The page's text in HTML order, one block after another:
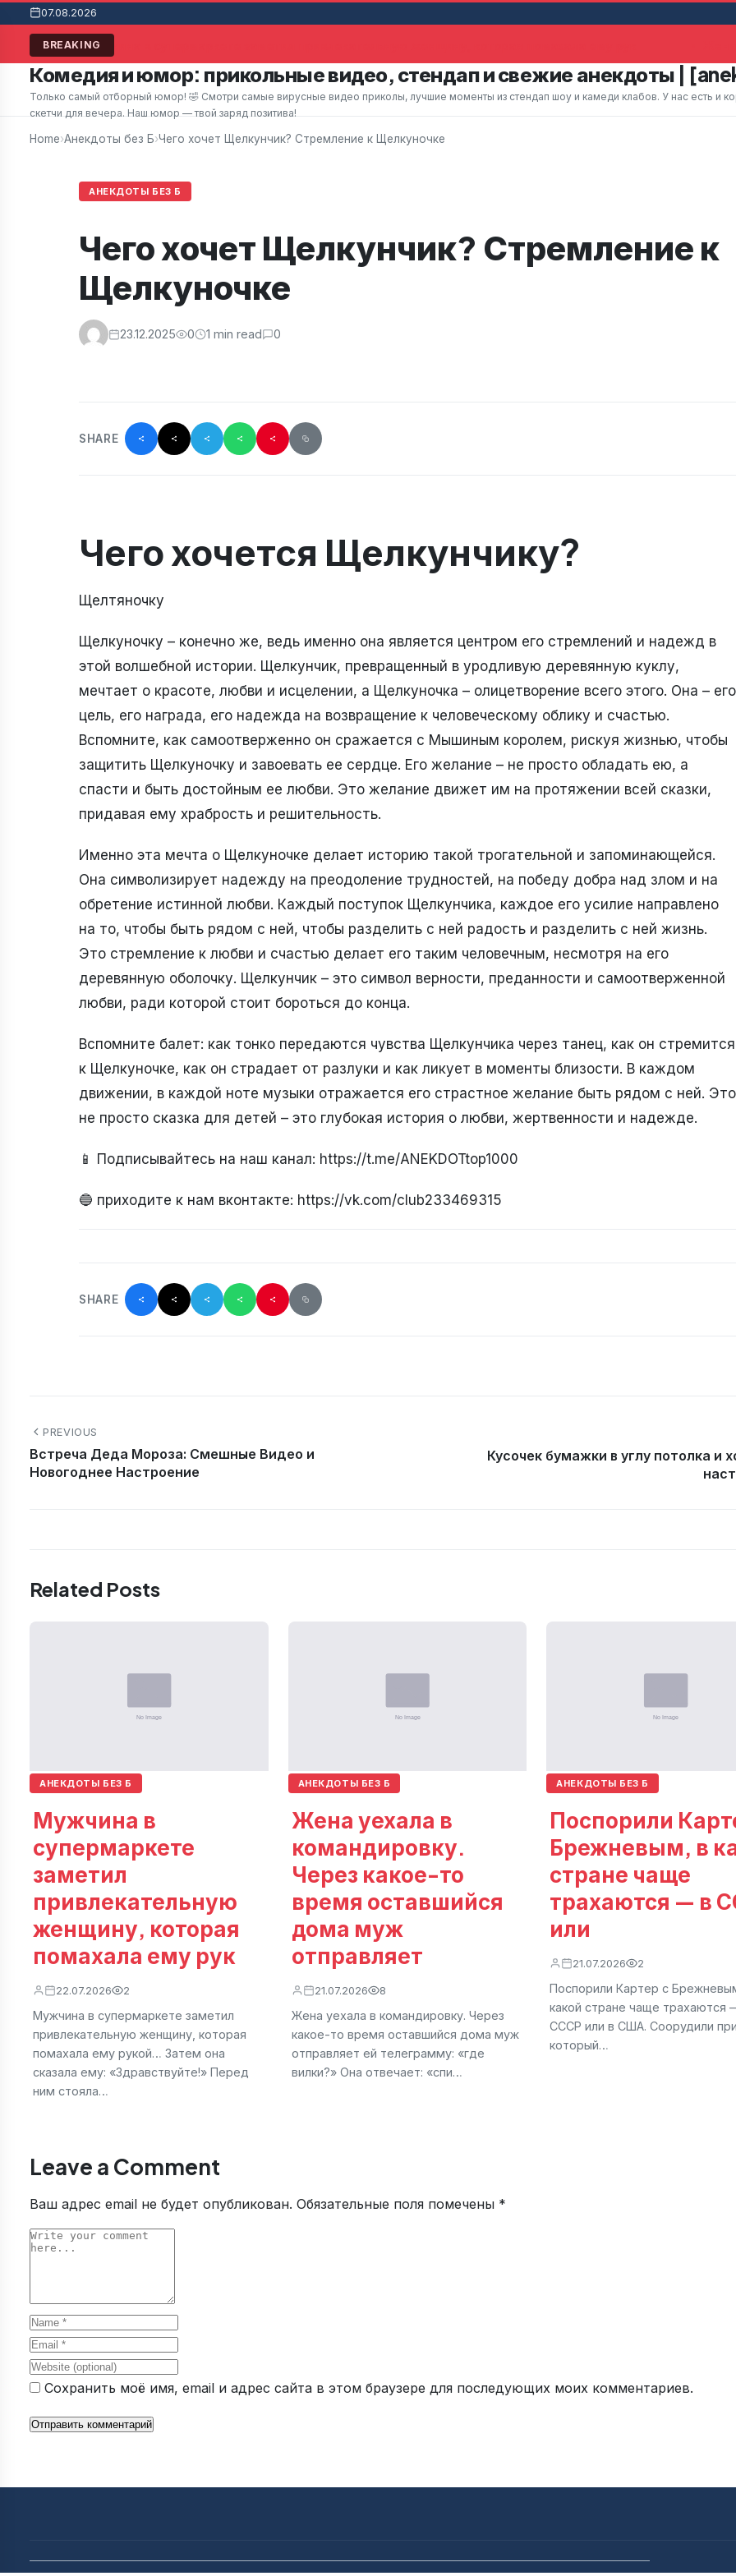
07.08.2026
BREAKINGМужчина в супермаркете заметил привлекательную женщину, которая помахала ему рук
Комедия и юмор: прикольные видео, стендап и свежие анекдоты |
Только самый отборный юмор! 🤣 Смотри самые вирусные видео приколы, лучшие моменты из стендап шоу и камеди клабов. У нас есть и
скетчи для вечера. Наш юмор — твой заряд позитива!
Home›Анекдоты без Б›Чего хочет Щелкунчик? Стремление к Щелкуночке
АНЕКДОТЫ БЕЗ Б
Чего хочет Щелкунчик? Стремление к
Щелкуночке
23.12.2025 0 1 min read 0
SHARE
Чего хочется Щелкунчику?
Щелтяночку
Щелкуночку – конечно же, ведь именно она является центром его стремлений и надежд в
этой волшебной истории. Щелкунчик, превращенный в уродливую деревянную куклу,
мечтает о красоте, любви и исцелении, а Щелкуночка – олицетворение всего этого. Она – его
цель, его награда, его надежда на возвращение к человеческому облику и счастью.
Вспомните, как самоотверженно он сражается с Мышиным королем, рискуя жизнью, чтобы
защитить Щелкуночку и завоевать ее сердце. Его желание – не просто обладать ею, а
спасти и быть достойным ее любви. Это желание движет им на протяжении всей сказки,
придавая ему храбрость и решительность.
Именно эта мечта о Щелкуночке делает историю такой трогательной и запоминающейся.
Она символизирует надежду на преодоление трудностей, на победу добра над злом и на
обретение истинной любви. Каждый поступок Щелкунчика, каждое его усилие направлено
на то, чтобы быть рядом с ней, чтобы разделить с ней радость и разделить с ней жизнь.
Это стремление к любви и счастью делает его таким человечным, несмотря на его
деревянную оболочку. Щелкунчик – это символ верности, преданности и самоотверженной
любви, ради которой стоит бороться до конца.
Вспомните балет: как тонко передаются чувства Щелкунчика через танец, как он стремится
к Щелкуночке, как он страдает от разлуки и как ликует в моменты близости. В каждом
движении, в каждой ноте музыки отражается его страстное желание быть рядом с ней. Это
не просто сказка для детей – это глубокая история о любви, жертвенности и надежде.
📱 Подписывайтесь на наш канал: https://t.me/ANEKDOTtop1000
🔵 приходите к нам вконтакте: https://vk.com/club233469315
SHARE
PREVIOUS
Встреча Деда Мороза: Смешные Видео и
Новогоднее Настроение
Кусочек бумажки в углу потолка и
Related Posts
АНЕКДОТЫ БЕЗ Б
Мужчина в
супермаркете
заметил
привлекательную
женщину, которая
помахала ему рук
22.07.2026 2
Мужчина в супермаркете заметил
привлекательную женщину, которая
помахала ему рукой… Затем она
сказала ему: «Здравствуйте!» Перед
ним стояла…
АНЕКДОТЫ БЕЗ Б
Жена уехала в
командировку.
Через какое-то
время оставшийся
дома муж
отправляет
21.07.2026 8
Жена уехала в командировку. Через
какое-то время оставшийся дома муж
отправляет ей телеграмму: «где
вилки?» Она отвечает: «спи…
АНЕКДОТЫ БЕЗ Б
Поспорили
Брежневым, в
стране чаще
трахаются — в
или
21.07.2026 2
Поспорили Картер с
какой стране чаще трахаются
СССР или в США. Соорудили
который…
Leave a Comment
Ваш адрес email не будет опубликован. Обязательные поля помечены *
Comment
Name
Email
Website
Сохранить моё имя, email и адрес сайта в этом браузере для последующих моих комментариев.
Отправить комментарий